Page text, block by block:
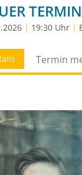
| 19:30 Uhr |
Termin